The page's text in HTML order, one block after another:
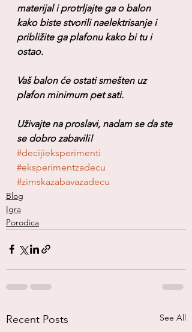
materijal i protrljajte ga o balon
kako biste stvorili naelektrisanje i
približite ga plafonu kako bi tu i
ostao.
Vaš balon će ostati smešten uz
plafon minimum pet sati.
Uživajte na proslavi, nadam se da ste
se dobro zabavili!
#decijieksperimenti
#eksperimentzadecu
#zimskazabavazadecu
Blog
Igra
Porodica
Recent Posts See All